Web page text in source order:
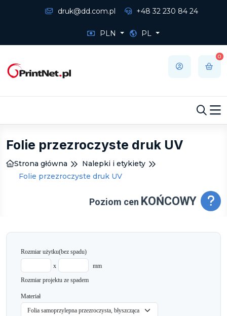
druk@dd.com.pl +48 32 230 84 24
PLN PL
0
Folie przezroczyste druk UV
Strona główna
Nalepki i etykiety
Folie przezroczyste druk UV
Poziom cen KOŃCOWY
Rozmiar użytku(bez spadu)
x
mm
Rozmiar projektu ze spadem
Materiał